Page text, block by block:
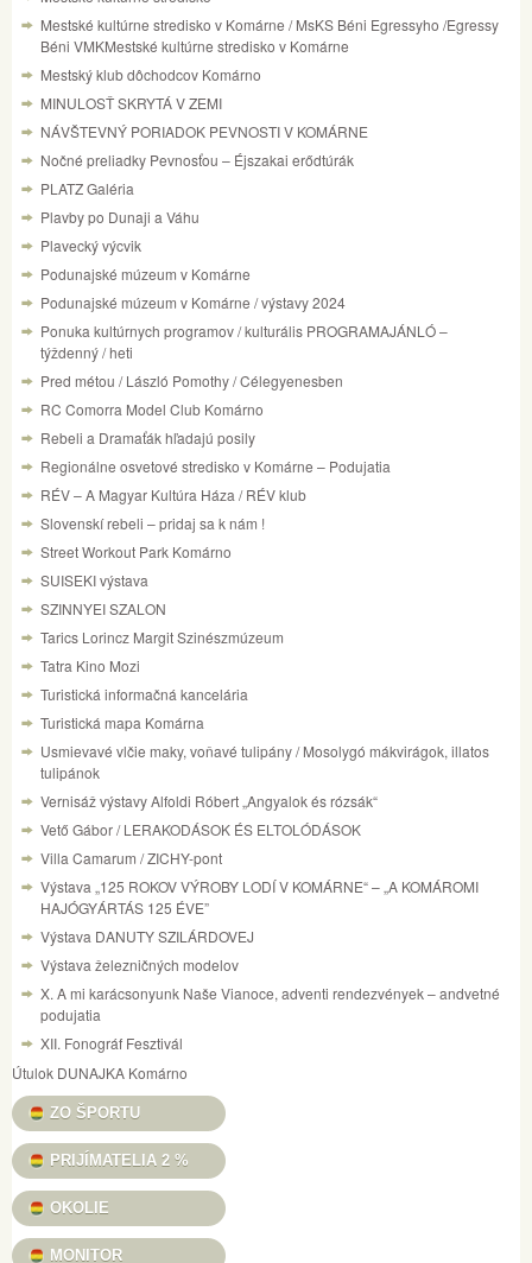
Mestské kultúrne stredisko v Komárne / MsKS Béni Egressyho /Egressy
Béni VMKMestské kultúrne stredisko v Komárne
Mestský klub dôchodcov Komárno
MINULOSŤ SKRYTÁ V ZEMI
NÁVŠTEVNÝ PORIADOK PEVNOSTI V KOMÁRNE
Nočné preliadky Pevnosťou – Éjszakai erődtúrák
PLATZ Galéria
Plavby po Dunaji a Váhu
Plavecký výcvik
Podunajské múzeum v Komárne
Podunajské múzeum v Komárne / výstavy 2024
Ponuka kultúrnych programov / kulturális PROGRAMAJÁNLÓ –
týždenný / heti
Pred métou / László Pomothy / Célegyenesben
RC Comorra Model Club Komárno
Rebeli a Dramaťák hľadajú posily
Regionálne osvetové stredisko v Komárne – Podujatia
RÉV – A Magyar Kultúra Háza / RÉV klub
Slovenskí rebeli – pridaj sa k nám !
Street Workout Park Komárno
SUISEKI výstava
SZINNYEI SZALON
Tarics Lorincz Margit Szinészmúzeum
Tatra Kino Mozi
Turistická informačná kancelária
Turistická mapa Komárna
Usmievavé vlčie maky, voňavé tulipány / Mosolygó mákvirágok, illatos
tulipánok
Vernisáž výstavy Alfoldi Róbert „Angyalok és rózsák“
Vető Gábor / LERAKODÁSOK ÉS ELTOLÓDÁSOK
Villa Camarum / ZICHY-pont
Výstava „125 ROKOV VÝROBY LODÍ V KOMÁRNE“ – „A KOMÁROMI
HAJÓGYÁRTÁS 125 ÉVE”
Výstava DANUTY SZILÁRDOVEJ
Výstava železničných modelov
X. A mi karácsonyunk Naše Vianoce, adventi rendezvények – andvetné
podujatia
XII. Fonográf Fesztivál
Útulok DUNAJKA Komárno
ZO ŠPORTU
PRIJÍMATELIA 2 %
OKOLIE
MONITOR